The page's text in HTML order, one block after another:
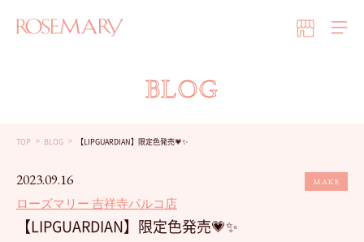
BLOG
TOP BLOG 【LIPGUARDIAN】限定色発売💗✨
2023.09.16
ローズマリー 吉祥寺パルコ店
MAKE
【LIPGUARDIAN】限定色発売💗✨